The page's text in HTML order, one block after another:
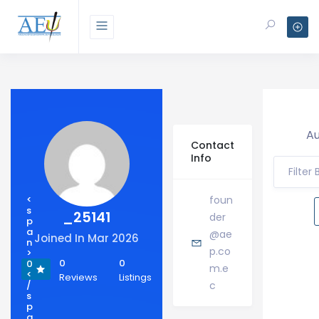
_25141
Joined In Mar 2026
<
s
p
a
n
>
0
<
/
s
p
0
Reviews
0
Listings
Contact
Info
foun
der
@ae
p.co
m.e
c
Filter